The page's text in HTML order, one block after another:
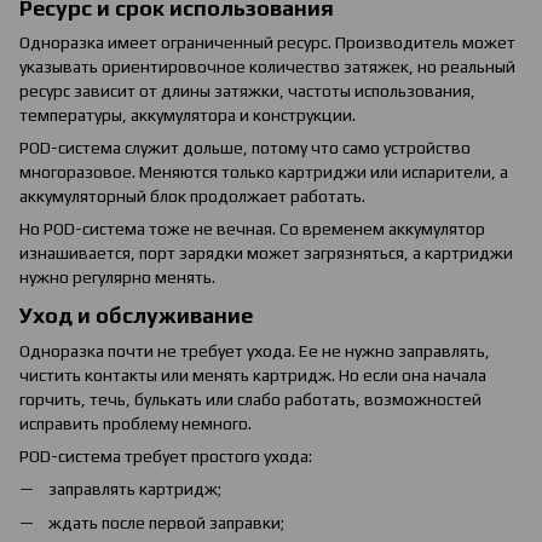
Ресурс и срок использования
Одноразка имеет ограниченный ресурс. Производитель может
указывать ориентировочное количество затяжек, но реальный
ресурс зависит от длины затяжки, частоты использования,
температуры, аккумулятора и конструкции.
POD-система служит дольше, потому что само устройство
многоразовое. Меняются только картриджи или испарители, а
аккумуляторный блок продолжает работать.
Но POD-система тоже не вечная. Со временем аккумулятор
изнашивается, порт зарядки может загрязняться, а картриджи
нужно регулярно менять.
Уход и обслуживание
Одноразка почти не требует ухода. Ее не нужно заправлять,
чистить контакты или менять картридж. Но если она начала
горчить, течь, булькать или слабо работать, возможностей
исправить проблему немного.
POD-система требует простого ухода:
заправлять картридж;
ждать после первой заправки;